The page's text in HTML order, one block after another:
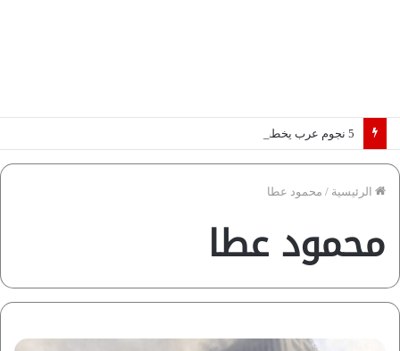
الرئيسية / محمود عطا
محمود عطا